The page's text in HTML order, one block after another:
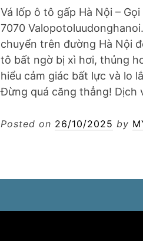
Vá lốp ô tô gấp Hà Nội –
7070
chuyển trên đường Hà Nội
tô bất ngờ bị xì hơi, thủng
hiểu cảm giác bất lực và lo
Đừng quá căng thẳng! Dịch
Posted on 26/10/2025 by